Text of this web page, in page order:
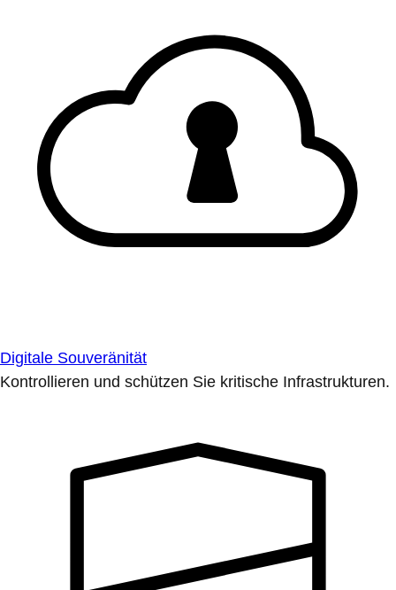
Digitale Souveränität
Kontrollieren und schützen Sie kritische Infrastrukturen.